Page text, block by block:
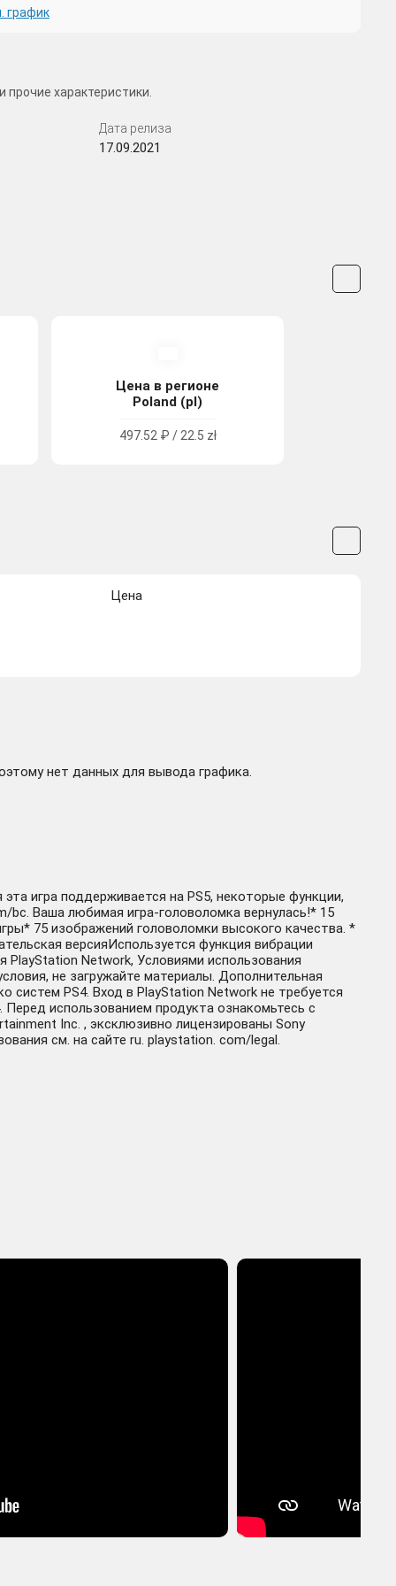
график
и прочие характеристики.
Дата релиза
17.09.2021
Цена в регионе
Poland (pl)
497.52 ₽ / 22.5 zł
Цена
нет данных для вывода графика.
игра поддерживается на PS5, некоторые функции,
bc. Ваша любимая игра-головоломка вернулась!* 15
75 изображений головоломки высокого качества. *
версияИспользуется функция вибрации
PlayStation Network, Условиями использования
не загружайте материалы. Дополнительная
систем PS4. Вход в PlayStation Network не требуется
Перед использованием продукта ознакомьтесь с
Inc. , эксклюзивно лицензированы Sony
см. на сайте ru. playstation. com/legal.